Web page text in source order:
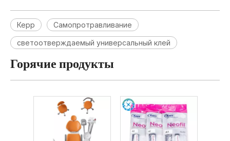
Керр Самопротравливание
светоотверждаемый универсальный клей
Горячие продукты